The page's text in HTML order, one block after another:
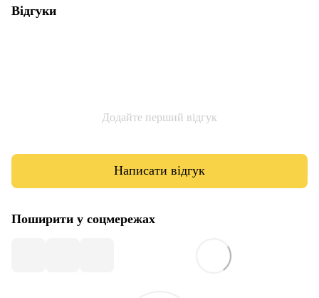
Відгуки
Додайте перший відгук
Написати відгук
Поширити у соцмережах